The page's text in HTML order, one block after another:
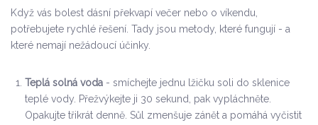
Když vás bolest dásní překvapí večer nebo o víkendu,
potřebujete rychlé řešení. Tady jsou metody, které fungují - a
které nemají nežádoucí účinky.
Teplá solná voda - smíchejte jednu lžičku soli do sklenice
teplé vody. Přežvýkejte ji 30 sekund, pak vypláchněte.
Opakujte třikrát denně. Sůl zmenšuje zánět a pomáhá vyčistit